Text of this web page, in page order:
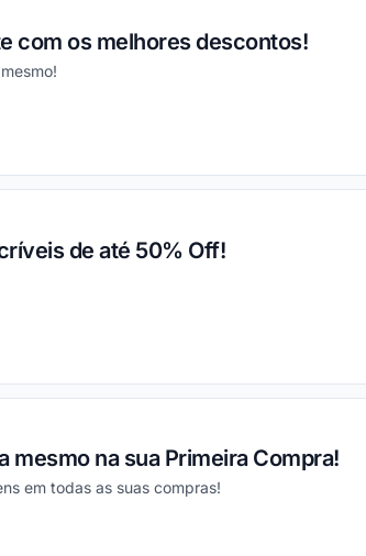
com os melhores descontos!
de até 50% Off!
mesmo na sua Primeira Compra!
em todas as suas compras!